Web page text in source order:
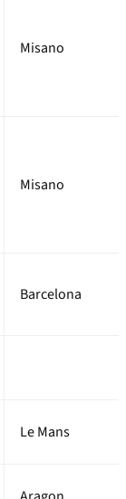
Misano
Misano
Barcelona
Le Mans